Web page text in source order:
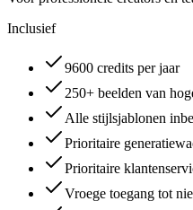
Inclusief
9600 credits per jaar
250+ beelden van
Alle stijlsjablonen
Prioritaire
Prioritaire
Vroege toegang tot